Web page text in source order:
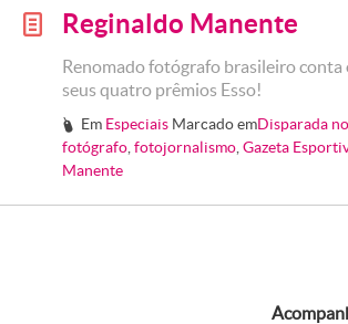
g Reginaldo Manente
Renomado fotógrafo brasileiro
seus quatro prêmios Esso!
# Em Especiais Marcado emDisparada
fotógrafo fotojornalismo Gazeta
Manente